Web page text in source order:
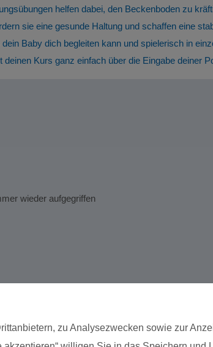
helfen dabei, den Beckenboden zu
sie eine gesunde Haltung und schaffen eine
Baby dich begleiten kann und spielerisch in
Kurs ganz einfach über die Eingabe deiner
wieder aufgegriffen
zu Analysezwecken sowie zur